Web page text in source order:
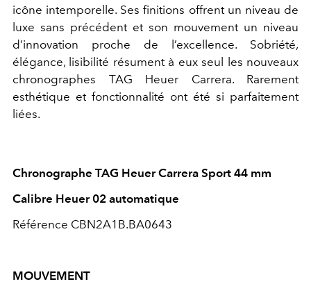
icône intemporelle. Ses finitions offrent un niveau de
luxe sans précédent et son mouvement un niveau
d’innovation proche de l’excellence. Sobriété,
élégance, lisibilité résument à eux seul les nouveaux
chronographes TAG Heuer Carrera. Rarement
esthétique et fonctionnalité ont été si parfaitement
liées.
Chronographe TAG Heuer Carrera Sport 44 mm
Calibre Heuer 02 automatique
Référence CBN2A1B.BA0643
MOUVEMENT